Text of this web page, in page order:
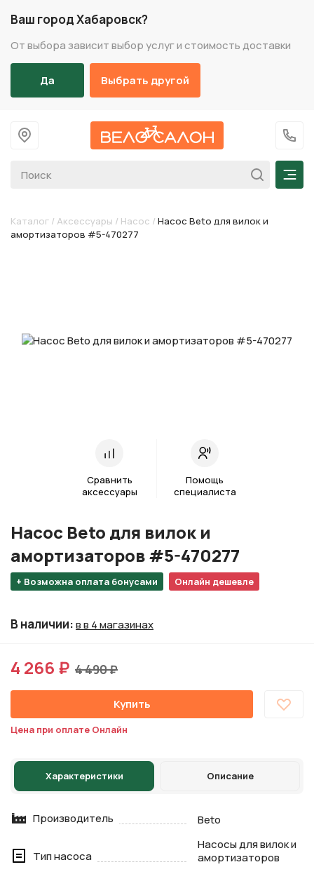
Ваш город Хабаровск?
От выбора зависит выбор услуг и стоимость доставки
Да Выбрать другой
На главную
+7
Каталог / Аксессуары / Насос / Насос Beto для вилок и
амортизаторов #5-470277
Сравнить
аксессуары
Помощь
специалиста
+ Возможна оплата бонусами Онлайн дешевле
Насос Beto для вилок и
амортизаторов #5-470277
В наличии:в в 4 магазинах
4 266 ₽ 4 490 ₽
Купить
Цена при оплате Онлайн
Характеристики Описание
Производитель Beto
Тип насоса
Насосы для вилок и
амортизаторов